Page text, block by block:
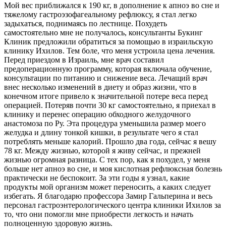
Мой вес приближался к 190 кг, в дополнение к апноэ во сне и
тяжелому гастроэзофагеальному рефлюксу, я стал легко
задыхаться, поднимаясь по лестнице. Похудеть
самостоятельно мне не получалось, консультанты Букинг
Клиник предложили обратиться за помощью в израильскую
клинику Ихилов. Тем боле, что меня устроила цена лечения.
Перед приездом в Израиль, мне врач составил
предоперационную программу, которая включала обучение,
консультации по питанию и снижение веса. Лечащий врач
внес несколько изменений в диету и образ жизни, что в
конечном итоге привело к значительной потере веса перед
операцией. Потеряв почти 30 кг самостоятельно, я приехал в
клинику и перенес операцию обходного желудочного
анастомоза по Ру. Эта процедура уменьшила размер моего
желудка и длину тонкой кишки, в результате чего я стал
потреблять меньше калорий. Прошло два года, сейчас я вешу
78 кг. Между жизнью, которой я живу сейчас, и прежней
жизнью огромная разница. С тех пор, как я похудел, у меня
больше нет апноэ во сне, и моя кислотная рефлюксная болезнь
практически не беспокоит. За эти годы я узнал, какие
продукты мой организм может переносить, а каких следует
избегать. Я благодарю профессора Замир Гальперина и весь
персонал гастроэнтерологического центра клиники Ихилов за
то, что они помогли мне приобрести легкость и начать
полноценную здоровую жизнь.